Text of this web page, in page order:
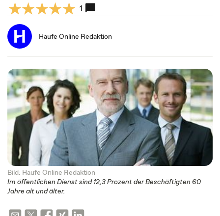
1
Haufe Online Redaktion
Bild: Haufe Online Redaktion
Im öffentlichen Dienst sind 12,3 Prozent der Beschäftigten 60
Jahre alt und älter.